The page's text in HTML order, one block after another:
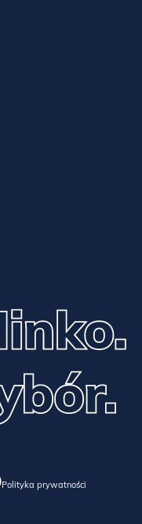
Polityka prywatności